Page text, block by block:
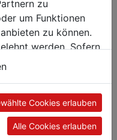
zu
um Funktionen
zu können.
werden. Sofern
geben Sie
Cookies erlauben
Alle Cookies erlauben